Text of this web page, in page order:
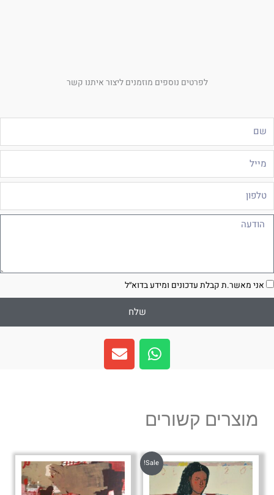
לפרטים נוספים מוזמנים ליצור איתנו קשר
אני מאשר.ת קבלת עדכונים ומידע בדוא״ל
שלח
W
h
a
a
p
E
n
v
e
מוצרים קשורים
Sale!